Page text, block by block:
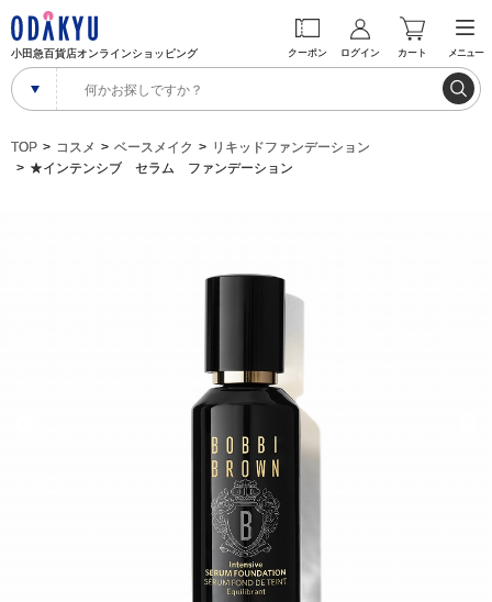
小田急百貨店オンラインショッピング クーポン ログイン カート メニュー
TOP コスメ ベースメイク
リキッドファンデーション
★インテンシブ セラム ファンデーション